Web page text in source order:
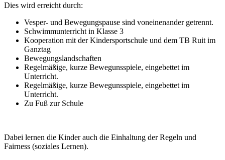
Dies wird erreicht durch:
Vesper- und Bewegungspause sind voneinenander getrennt.
Schwimmunterricht in Klasse 3
Kooperation mit der Kindersportschule und dem TB Ruit im
Ganztag
Bewegungslandschaften
Regelmäßige, kurze Bewegunsspiele, eingebettet im
Unterricht.
Regelmäßige, kurze Bewegunsspiele, eingebettet im
Unterricht.
Zu Fuß zur Schule
Dabei lernen die Kinder auch die Einhaltung der Regeln und
Fairness (soziales Lernen).